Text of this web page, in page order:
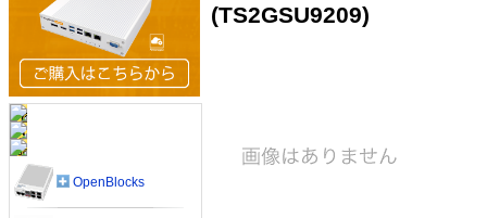
(TS2GSU9209)
OpenBlocks